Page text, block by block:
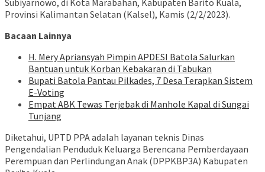
Subiyarnowo, di Kota Marabahan, Kabupaten Barito Kuala,
Provinsi Kalimantan Selatan (Kalsel), Kamis (2/2/2023).
Bacaan Lainnya
H. Mery Apriansyah Pimpin APDESI Batola Salurkan
Bantuan untuk Korban Kebakaran di Tabukan
Bupati Batola Pantau Pilkades, 7 Desa Terapkan Sistem
E-Voting
Empat ABK Tewas Terjebak di Manhole Kapal di Sungai
Tunjang
Diketahui, UPTD PPA adalah layanan teknis Dinas
Pengendalian Penduduk Keluarga Berencana Pemberdayaan
Perempuan dan Perlindungan Anak (DPPKBP3A) Kabupaten